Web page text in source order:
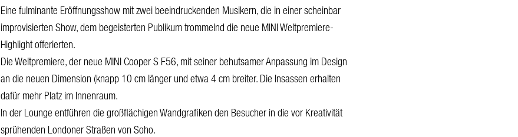
Eine fulminante Eröffnungsshow mit zwei beeindruckenden Musikern, die in einer scheinbar
improvisierten Show, dem begeisterten Publikum trommelnd die neue MINI Weltpremiere-
Highlight offerierten.
Die Weltpremiere, der neue MINI Cooper S F56, mit seiner behutsamer Anpassung im Design
an die neuen Dimension (knapp 10 cm länger und etwa 4 cm breiter. Die Insassen erhalten
dafür mehr Platz im Innenraum.
In der Lounge entführen die großflächigen Wandgrafiken den Besucher in die vor Kreativität
sprühenden Londoner Straßen von Soho.